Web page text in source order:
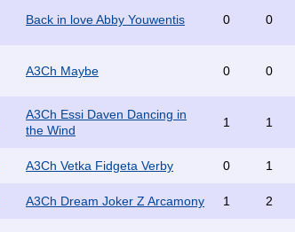
Back in love Abby Youwentis 0 0
A3Ch Maybe 0 0
A3Ch Essi Daven Dancing in
the Wind
1 1
A3Ch Vetka Fidgeta Verby 0 1
A3Ch Dream Joker Z Arcamony 1 2